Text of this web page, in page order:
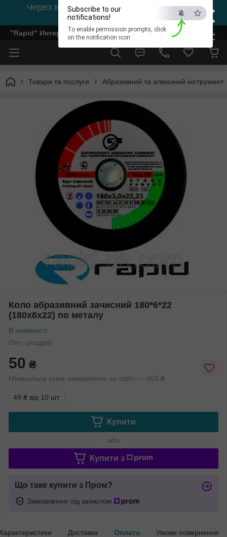
×
ESC
Subscribe to our
notifications!
To enable permission prompts, click
on the notification icon
Через відсутність світла, зв'язок на viber
0978002056
"Rapid" Интернет-магазин деревообрабатывающего
Товари та послуги Абразивний та алмазний інструмент
Коло абразивний зачисний 180*6*22
(180х6х22) по металу
В наявності
Опт і роздріб
50 ₴
Мінімальна сума замовлення на сайті — 450 ₴
49 ₴ від 10 шт.
Купити
або
Купити з
Що таке купити з Пром?
Замовлення під захистом
Доставка Оплата Умови повернення